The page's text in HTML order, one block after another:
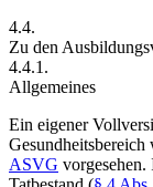
4.4.
Zu den
4.4.1.
Allgemeines
Ein eigener
Gesundheitsbereich
ASVG vorgesehen.